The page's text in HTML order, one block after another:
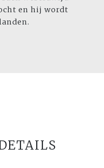
en hij wordt